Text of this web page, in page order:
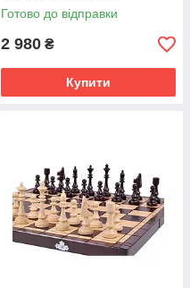
Готово до відправки
2 980 ₴
Купити